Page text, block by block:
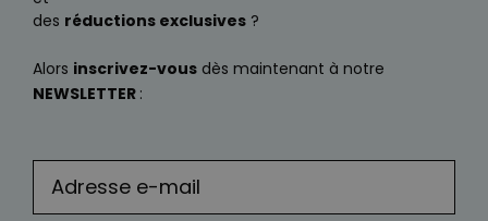
des réductions exclusives ?
Alors inscrivez-vous dès maintenant à notre
NEWSLETTER :